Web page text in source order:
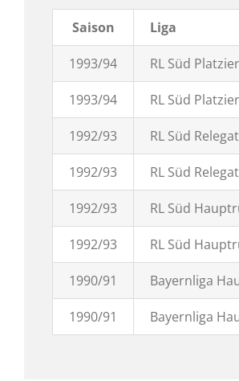
Saison Liga
1993/94 RL Süd
1993/94 RL Süd
1992/93 RL Süd
1992/93 RL Süd
1992/93 RL Süd
1992/93 RL Süd
1990/91 Bayernliga
1990/91 Bayernliga